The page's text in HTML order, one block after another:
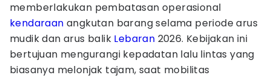
memberlakukan pembatasan operasional
kendaraan angkutan barang selama periode arus
mudik dan arus balik Lebaran 2026. Kebijakan ini
bertujuan mengurangi kepadatan lalu lintas yang
biasanya melonjak tajam, saat mobilitas